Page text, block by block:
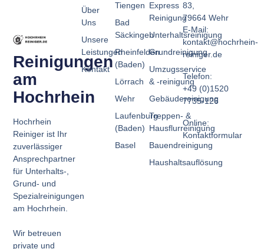
Reinigungen
am
Hochrhein
Hochrhein
Reiniger ist Ihr
zuverlässiger
Ansprechpartner
für Unterhalts-,
Grund- und
Spezialreinigungen
am Hochrhein.
Wir betreuen
private und
Express
Reinigung
Unterhaltsreinigung
Grundreinigung
Umzugsservice
& -reinigung
Gebäudereinigung
Treppen- &
Hausflurreinigung
Bauendreinigung
Haushaltsauflösung
Tiengen
Bad
Säckingen
Rheinfelden
(Baden)
Lörrach
Wehr
Laufenburg
(Baden)
Basel
Über
Uns
Unsere
Leistungen
Kontakt
83,
79664 Wehr
E-Mail:
kontakt@hochrhein-
reiniger.de
Telefon:
+49 (0)1520
7735-126
Online:
Kontaktformular